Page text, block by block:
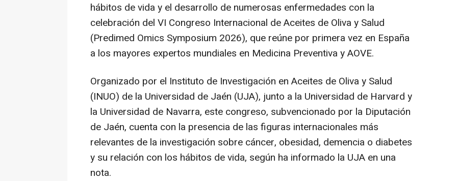
hábitos de vida y el desarrollo de numerosas enfermedades con la
celebración del VI Congreso Internacional de Aceites de Oliva y Salud
(Predimed Omics Symposium 2026), que reúne por primera vez en España
a los mayores expertos mundiales en Medicina Preventiva y AOVE.
Organizado por el Instituto de Investigación en Aceites de Oliva y Salud
(INUO) de la Universidad de Jaén (UJA), junto a la Universidad de Harvard y
la Universidad de Navarra, este congreso, subvencionado por la Diputación
de Jaén, cuenta con la presencia de las figuras internacionales más
relevantes de la investigación sobre cáncer, obesidad, demencia o diabetes
y su relación con los hábitos de vida, según ha informado la UJA en una
nota.